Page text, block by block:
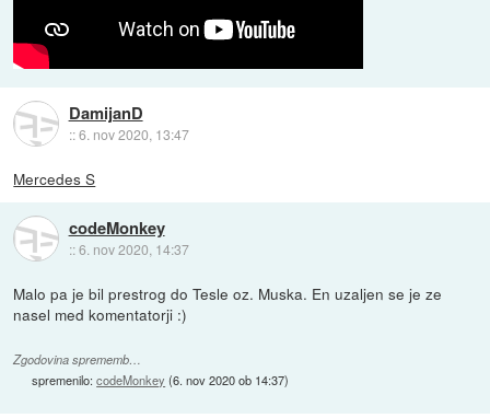
DamijanD
::6. nov 2020, 13:47
Mercedes S
codeMonkey
::6. nov 2020, 14:37
Malo pa je bil prestrog do Tesle oz. Muska. En uzaljen se je ze
nasel med komentatorji :)
Zgodovina sprememb…
spremenilo:codeMonkey (6. nov 2020 ob 14:37)